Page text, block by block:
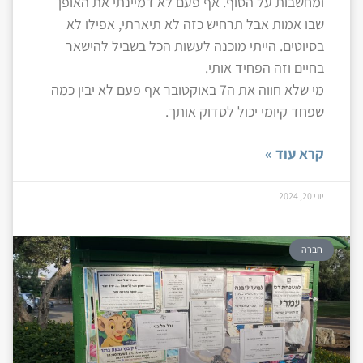
שבו אמות אבל תרחיש כזה לא תיארתי, אפילו לא
בסיוטים. הייתי מוכנה לעשות הכל בשביל להישאר
בחיים וזה הפחיד אותי.
מי שלא חווה את ה7 באוקטובר אף פעם לא יבין כמה
שפחד קיומי יכול לסדוק אותך.
קרא עוד »
יוני 20, 2024
חברה